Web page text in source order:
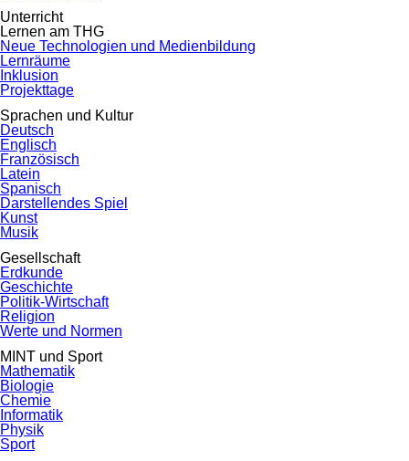
Unterricht
Lernen am THG
Neue Technologien und Medienbildung
Lernräume
Inklusion
Projekttage
Sprachen und Kultur
Deutsch
Englisch
Französisch
Latein
Spanisch
Darstellendes Spiel
Kunst
Musik
Gesellschaft
Erdkunde
Geschichte
Politik-Wirtschaft
Religion
Werte und Normen
MINT und Sport
Mathematik
Biologie
Chemie
Informatik
Physik
Sport